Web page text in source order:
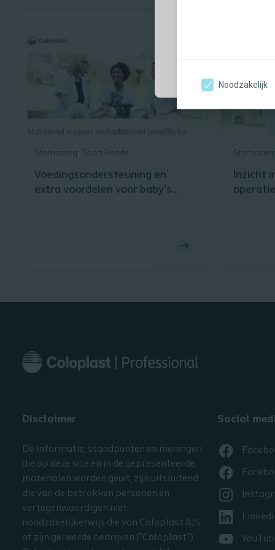
Noodzakelijk
bijwerkingen,
Stomazorg Short Reads
Voedingsondersteuning en
extra voordelen voor baby's
Stomazorg
Inzicht
Disclaimer
De informatie, standpunten en meningen
die op deze site en in de gepresenteerde
materialen worden geuit, zijn uitsluitend
die van de betrokken personen en
vertegenwoordigen niet
noodzakelijkerwijs die van Coloplast A/S
of zijn gelieerde bedrijven ("Coloplast").
Social